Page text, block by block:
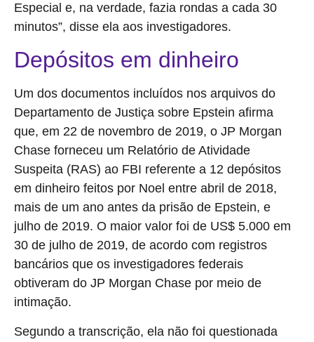
Especial e, na verdade, fazia rondas a cada 30
minutos”, disse ela aos investigadores.
Depósitos em dinheiro
Um dos documentos incluídos nos arquivos do
Departamento de Justiça sobre Epstein afirma
que, em 22 de novembro de 2019, o JP Morgan
Chase forneceu um Relatório de Atividade
Suspeita (RAS) ao FBI referente a 12 depósitos
em dinheiro feitos por Noel entre abril de 2018,
mais de um ano antes da prisão de Epstein, e
julho de 2019. O maior valor foi de US$ 5.000 em
30 de julho de 2019, de acordo com registros
bancários que os investigadores federais
obtiveram do JP Morgan Chase por meio de
intimação.
Segundo a transcrição, ela não foi questionada